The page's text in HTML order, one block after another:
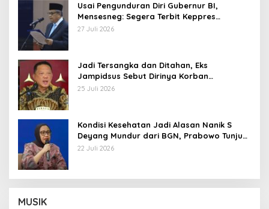
Usai Pengunduran Diri Gubernur BI,
Mensesneg: Segera Terbit Keppres
Pemberhentian dengan Hormat
27 Juli 2026
Jadi Tersangka dan Ditahan, Eks
Jampidsus Sebut Dirinya Korban
Kriminalisasi
25 Juli 2026
Kondisi Kesehatan Jadi Alasan Nanik S
Deyang Mundur dari BGN, Prabowo Tunjuk
Wamentan Sudaryono
22 Juli 2026
MUSIK